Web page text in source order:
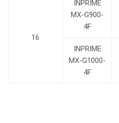
16
INPRIME
MX-G900-
4F
INPRIME
MX-G1000-
4F